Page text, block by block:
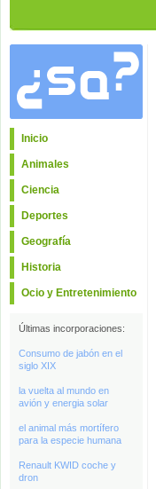
Inicio
Animales
Ciencia
Deportes
Geografía
Historia
Ocio y Entretenimiento
Últimas incorporaciones:
Consumo de jabón en el
siglo XIX
la vuelta al mundo en
avión y energia solar
el animal más mortífero
para la especie humana
Renault KWID coche y
dron